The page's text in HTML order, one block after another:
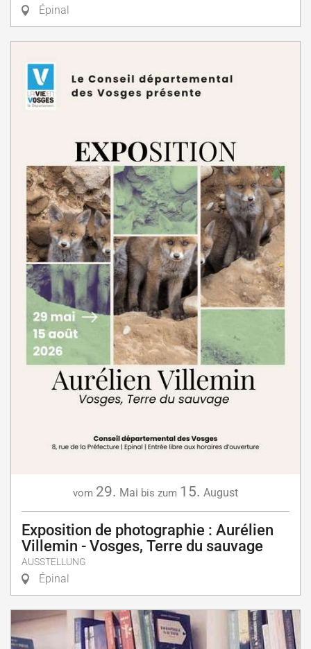
Épinal
vom 29. Mai bis zum 15. August
Exposition de photographie : Aurélien
Villemin - Vosges, Terre du sauvage
AUSSTELLUNG
Épinal